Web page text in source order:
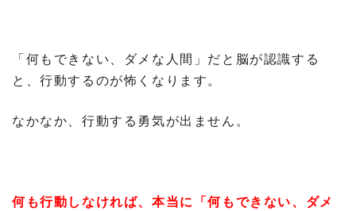
「何もできない、ダメな人間」だと脳が認識する
と、行動するのが怖くなります。
なかなか、行動する勇気が出ません。
何も行動しなければ、本当に「何もできない、ダメ